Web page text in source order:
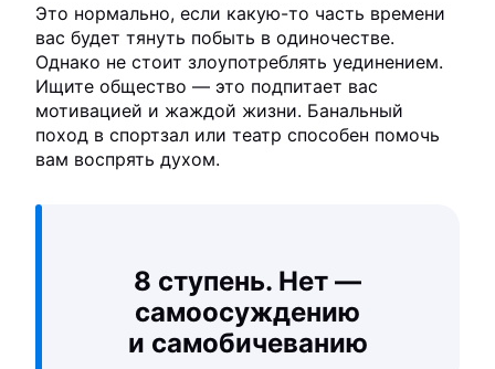
Это нормально, если какую-то часть времени
вас будет тянуть побыть в одиночестве.
Однако не стоит злоупотреблять уединением.
Ищите общество — это подпитает вас
мотивацией и жаждой жизни. Банальный
поход в спортзал или театр способен помочь
вам воспрять духом.
8 ступень. Нет —
самоосуждению
и самобичеванию